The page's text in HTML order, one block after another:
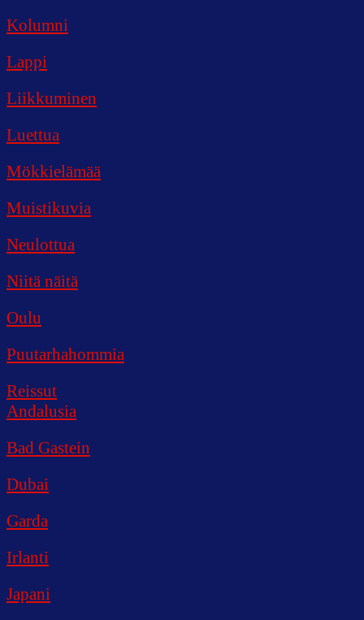
Kolumni
Lappi
Liikkuminen
Luettua
Mökkielämää
Muistikuvia
Neulottua
Niitä näitä
Oulu
Puutarhahommia
Reissut
Andalusia
Bad Gastein
Dubai
Garda
Irlanti
Japani